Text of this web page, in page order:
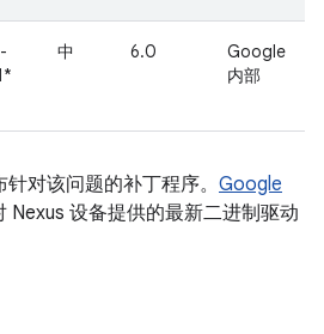
中 6.0
Google
内部
对该问题的补丁程序。 Google
Nexus 设备提供的最新二进制驱动